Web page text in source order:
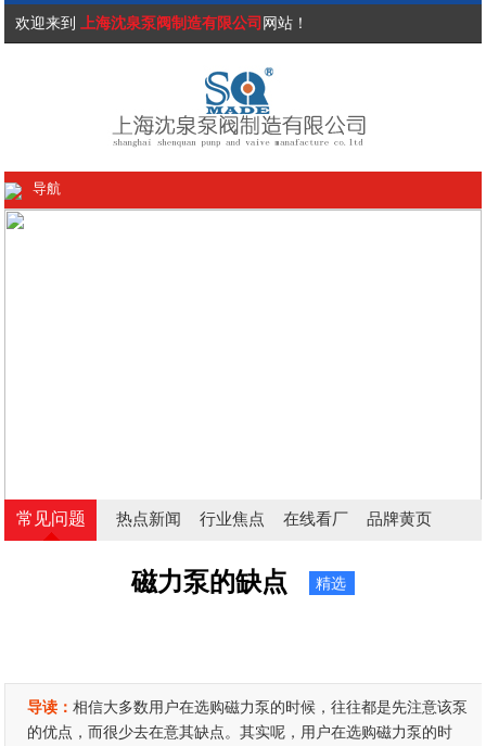
欢迎来到 上海沈泉泵阀制造有限公司 网站！
导航
常见问题 热点新闻 行业焦点 在线看厂 品牌黄页
磁力泵的缺点 精选
导读：相信大多数用户在选购磁力泵的时候，往往都是先注意该泵
的优点，而很少去在意其缺点。其实呢，用户在选购磁力泵的时